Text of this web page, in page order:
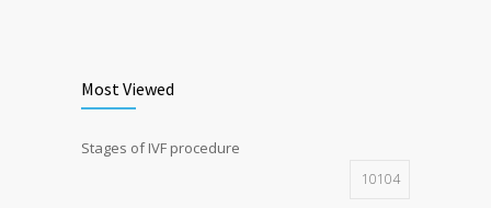
Most Viewed
Stages of IVF procedure
10104